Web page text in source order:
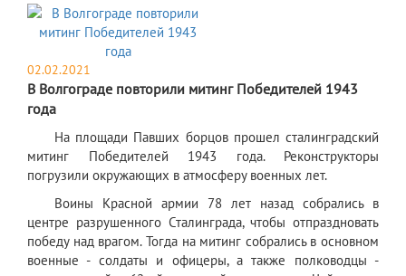
02.02.2021
В Волгограде повторили митинг Победителей 1943
года
На площади Павших борцов прошел сталинградский
митинг Победителей 1943 года. Реконструкторы
погрузили окружающих в атмосферу военных лет.
Воины Красной армии 78 лет назад собрались в
центре разрушенного Сталинграда, чтобы отпраздновать
победу над врагом. Тогда на митинг собрались в основном
военные - солдаты и офицеры, а также полководцы -